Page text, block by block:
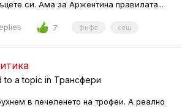
си. Ама за Аржентина правилата...
7 фифа сащ
to a topic in Трансфери
в печеленето на трофеи. А реално